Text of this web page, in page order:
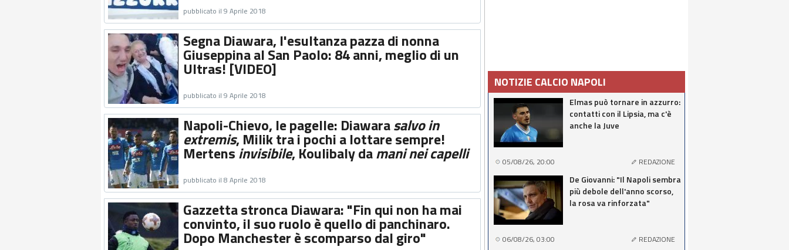
pubblicato il 9 Aprile 2018
Segna Diawara, l'esultanza pazza di nonna
Giuseppina al San Paolo: 84 anni, meglio di un
Ultras! [VIDEO]
pubblicato il 9 Aprile 2018
Napoli-Chievo, le pagelle: Diawarasalvo in
extremis, Milik tra i pochi a lottare sempre!
Mertensinvisibile, Koulibaly damani nei capelli
pubblicato il 8 Aprile 2018
Gazzetta stronca Diawara: "Fin qui non ha mai
convinto, il suo ruolo è quello di panchinaro.
Dopo Manchester è scomparso dal giro"
NOTIZIE CALCIO NAPOLI
Elmas può tornare in azzurro:
contatti con il Lipsia, ma c'è
anche la Juve
05/08/26, 20:00 REDAZIONE
De Giovanni: "Il Napoli sembra
più debole dell'anno scorso,
la rosa va rinforzata"
06/08/26, 03:00 REDAZIONE